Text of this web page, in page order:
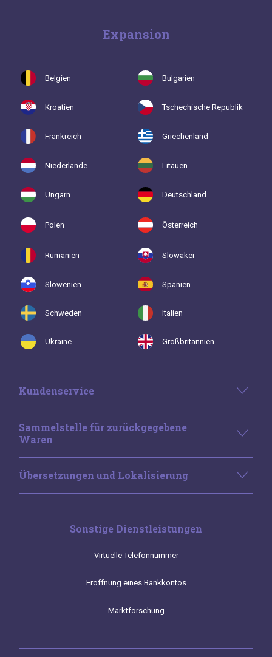
Expansion
Belgien Bulgarien
Kroatien Tschechische Republik
Frankreich Griechenland
Niederlande Litauen
Ungarn Deutschland
Polen Österreich
Rumänien Slowakei
Slowenien Spanien
Schweden Italien
Ukraine Großbritannien
Kundenservice
Sammelstelle für zurückgegebene
Waren
Übersetzungen und Lokalisierung
Sonstige Dienstleistungen
Virtuelle Telefonnummer
Eröffnung eines Bankkontos
Marktforschung